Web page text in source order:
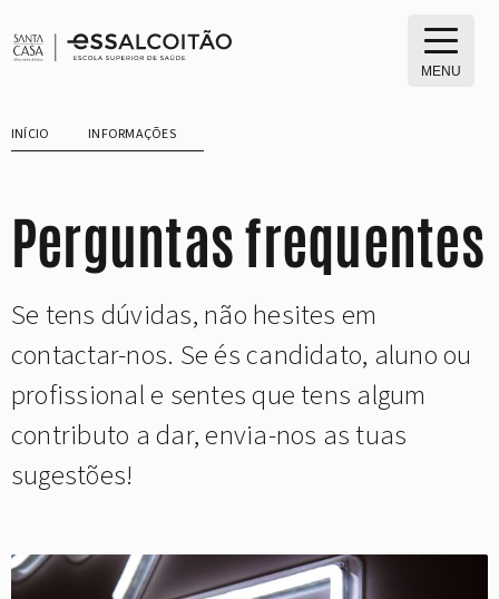
para
MENU
INÍCIO INFORMAÇÕES
Perguntas frequentes
Se tens dúvidas, não hesites em
contactar-nos. Se és candidato, aluno ou
profissional e sentes que tens algum
contributo a dar, envia-nos as tuas
sugestões!